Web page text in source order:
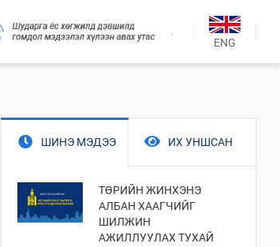
.
ENG
ШИНЭ МЭДЭЭ ИХ УНШСАН
ТӨРИЙН ЖИНХЭНЭ
АЛБАН ХААГЧИЙГ
ШИЛЖИН
АЖИЛЛУУЛАХ ТУХАЙ